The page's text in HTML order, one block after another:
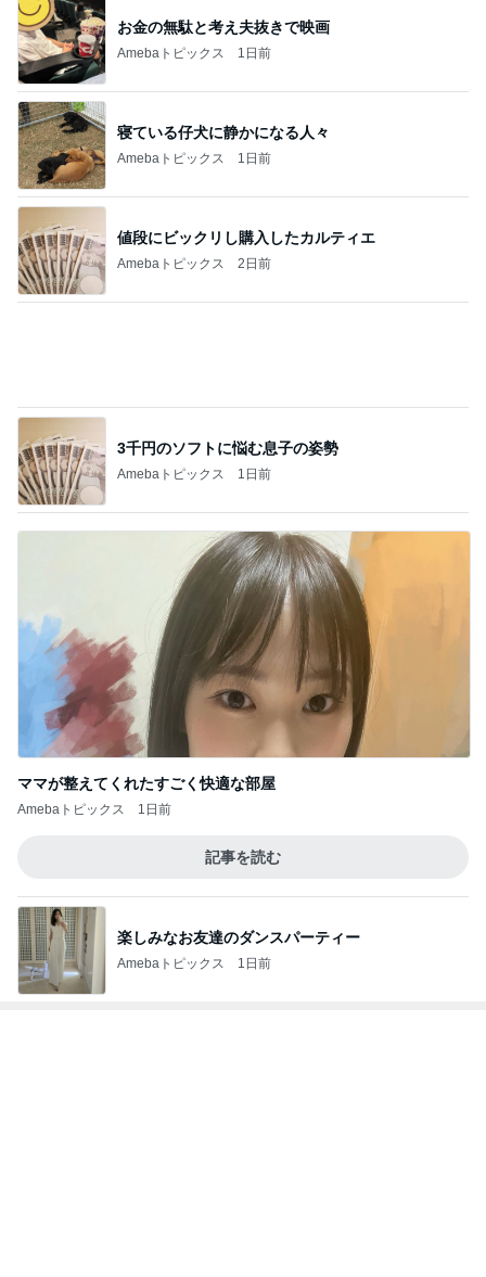
お金の無駄と考え夫抜きで映画
Amebaトピックス 1日前
寝ている仔犬に静かになる人々
Amebaトピックス 1日前
値段にビックリし購入したカルティエ
Amebaトピックス 2日前
3千円のソフトに悩む息子の姿勢
Amebaトピックス 1日前
ママが整えてくれたすごく快適な部屋
Amebaトピックス 1日前
記事を読む
楽しみなお友達のダンスパーティー
Amebaトピックス 1日前